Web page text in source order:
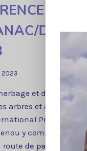
DRPCO
DG-
2023
et de
arbres et arbustes
Président
y compris les
de patrouille